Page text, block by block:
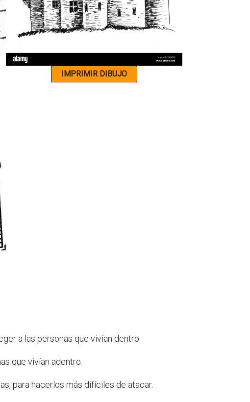
a las personas que vivían dentro.
que vivían adentro.
para hacerlos más difíciles de atacar.